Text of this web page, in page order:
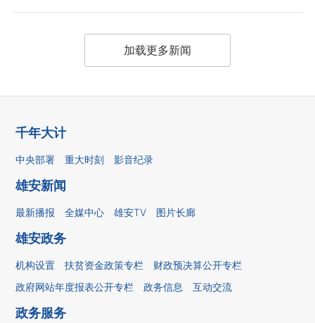
加载更多新闻
千年大计
中央部署 重大时刻 影音纪录
雄安新闻
最新播报 全媒中心 雄安TV 图片长廊
雄安政务
机构设置 扶贫资金政策专栏
财政预决算公开专栏
政府网站年度报表公开专栏
政务信息 互动交流
政务服务